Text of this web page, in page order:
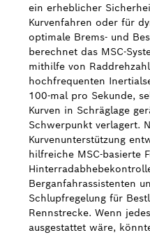
ein erheblicher
Kurvenfahren oder für
optimale Brems- und
berechnet das MSC-
mithilfe von
hochfrequenten
100-mal pro Sekunde,
Kurven in Schräglage
Schwerpunkt verlagert.
Kurvenunterstützung
hilfreiche MSC-basierte
Berganfahrassistenten
Schlupfregelung für
Rennstrecke. Wenn
ausgestattet wäre,